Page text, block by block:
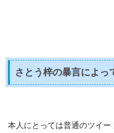
さとう梓の暴言によっ
本人にとっては普通のツイ